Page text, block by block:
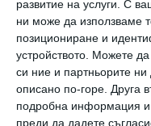
развитие на услуги. С
ни може да използваме
позициониране и
устройството. Можете
си ние и партньорите
описано по-горе. Друга
подробна информация и
преди да дадете
личния, така и в
Какви са
Колкото и